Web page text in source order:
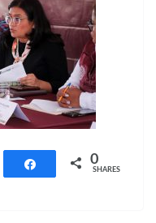
Share 0
SHARES